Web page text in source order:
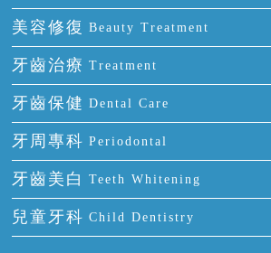
單顆牙缺失
門牙缺失
多顆牙缺失
半口缺失
全口缺失
隱形箍牙
前牙反頜
牙齒擁擠
牙齒前突
牙齒稀疏
美容修復 Beauty Treatment
全瓷牙
烤瓷牙
氟斑牙
四環素牙
活動假牙
牙貼面
牙齒治療 Treatment
補牙
智齒
根管治療
拔牙
牙痛
牙齒保健 Dental Care
正確刷牙
全國愛牙日
預防牙病
牙科通識
牙周專科 Periodontal
牙周炎
牙齦出血
牙齦炎
牙齒美白 Teeth Whitening
冷光美白
兒童牙科 Child Dentistry